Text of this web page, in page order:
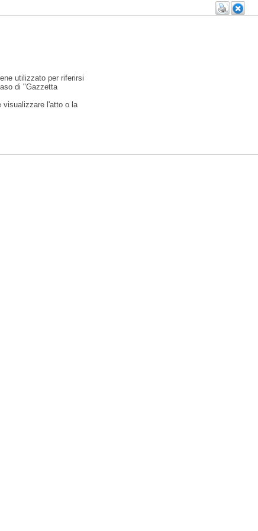
utilizzato per riferirsi
di "Gazzetta
visualizzare l'atto o la